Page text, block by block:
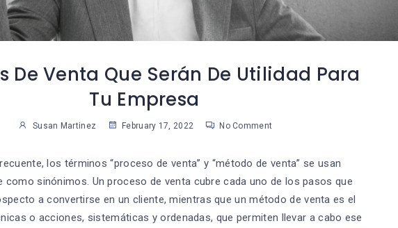
De Venta Que Serán De Utilidad Para
Tu Empresa
Susan Martinez February 17, 2022 No Comment
los términos “proceso de venta” y “método de venta” se usan
como sinónimos. Un proceso de venta cubre cada uno de los pasos que
a convertirse en un cliente, mientras que un método de venta es el
o acciones, sistemáticas y ordenadas, que permiten llevar a cabo ese